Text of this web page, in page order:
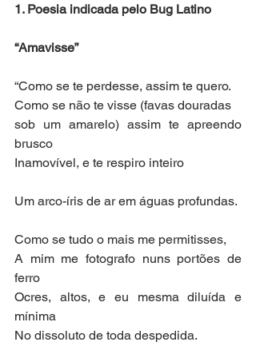
1. Poesia indicada pelo Bug Latino
“Amavisse”
“Como se te perdesse, assim te quero.
Como se não te visse (favas douradas
sob um amarelo) assim te apreendo
brusco
Inamovível, e te respiro inteiro
Um arco-íris de ar em águas profundas.
Como se tudo o mais me permitisses,
A mim me fotografo nuns portões de
ferro
Ocres, altos, e eu mesma diluída e
mínima
No dissoluto de toda despedida.